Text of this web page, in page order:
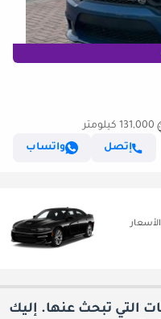
131,000 كيلومتر
إتصل
واتساب
التي تبحث عنها. إليك